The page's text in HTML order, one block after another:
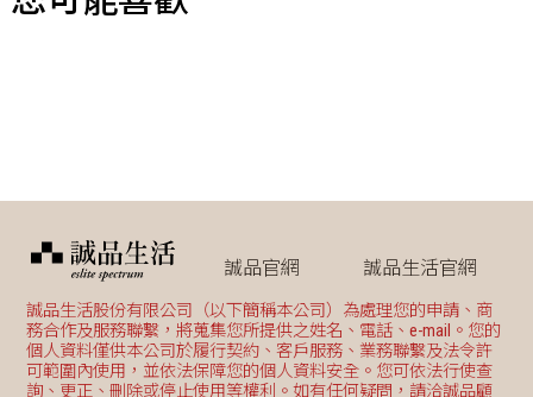
誠品官網 誠品生活官網
誠品生活股份有限公司（以下簡稱本公司）為處理您的申請、商
務合作及服務聯繫，將蒐集您所提供之姓名、電話、e-mail。您的
個人資料僅供本公司於履行契約、客戶服務、業務聯繫及法令許
可範圍內使用，並依法保障您的個人資料安全。您可依法行使查
詢、更正、刪除或停止使用等權利。如有任何疑問，請洽誠品顧